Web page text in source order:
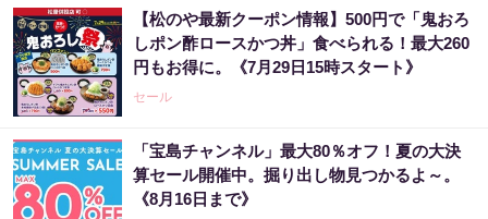
【松のや最新クーポン情報】500円で「鬼おろ
しポン酢ロースかつ丼」食べられる！最大260
円もお得に。《7月29日15時スタート》
セール
「宝島チャンネル」最大80％オフ！夏の大決
算セール開催中。掘り出し物見つかるよ～。
《8月16日まで》